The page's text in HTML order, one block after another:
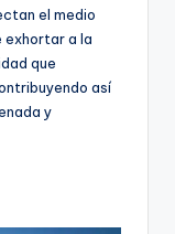
el medio
exhortar a la
que
así
y